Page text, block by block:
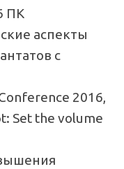
ПК
аспекты
с
2016,
Set the volume